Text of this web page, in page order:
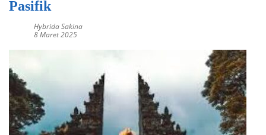
Pasifik
Hybrida Sakina
8 Maret 2025